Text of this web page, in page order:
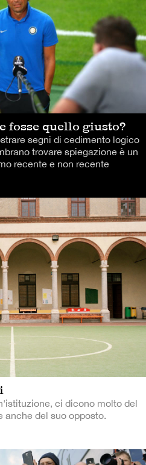
fosse quello giusto?
segni di cedimento logico
trovare spiegazione è un
recente e non recente
ci dicono molto del
anche del suo opposto.